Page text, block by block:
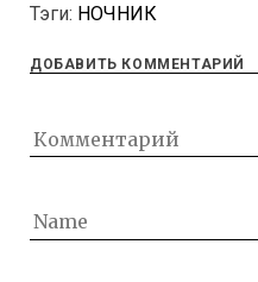
Тэги: НОЧНИК
ДОБАВИТЬ КОММЕНТАРИЙ